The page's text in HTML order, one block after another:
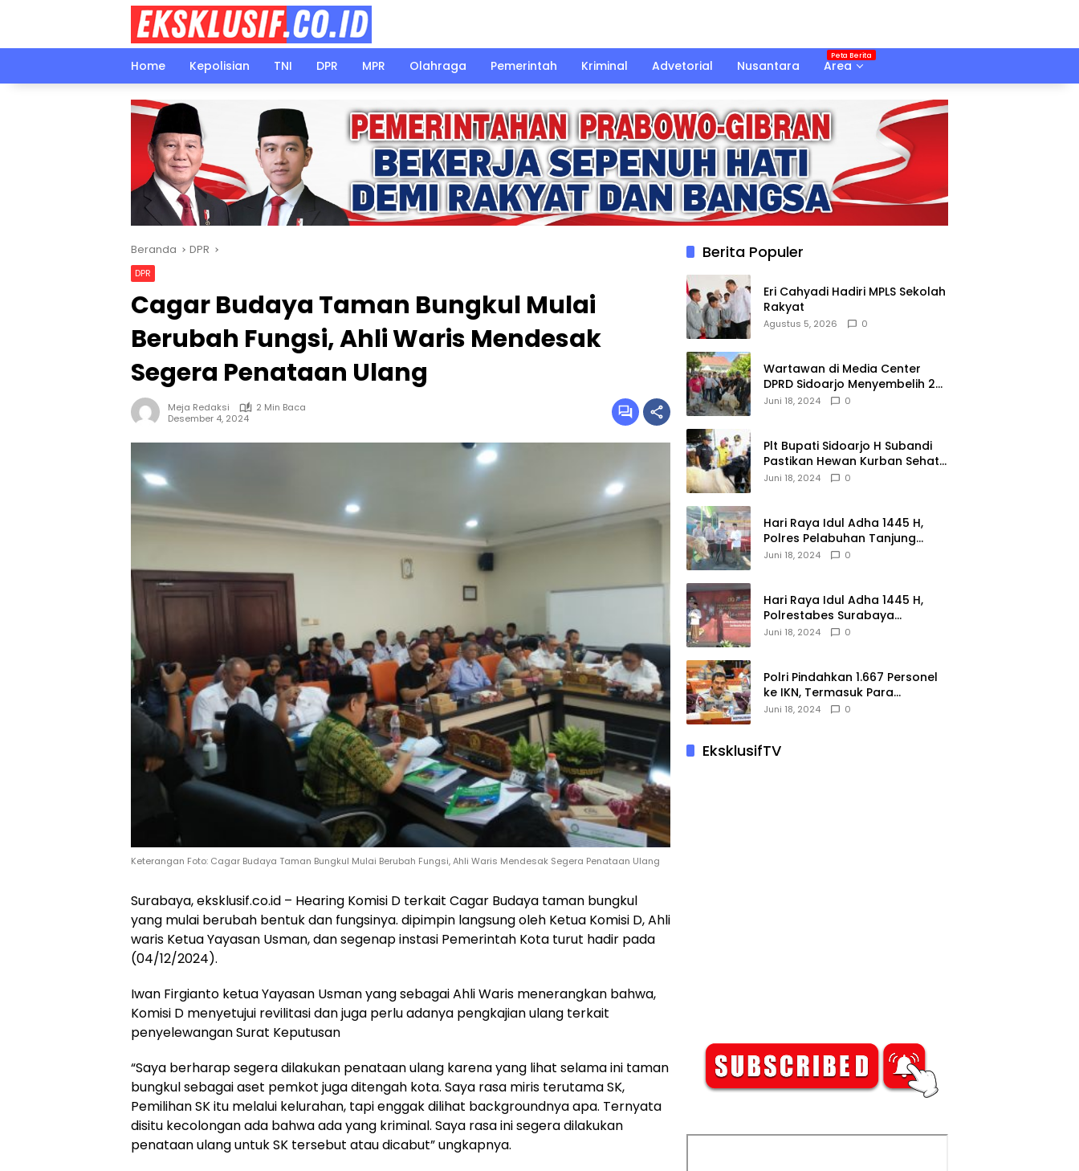
Home
Kepolisian TNI DPR MPR Olahraga Pemerintah Kriminal Advetorial Nusantara Area
Beranda DPR
DPR
Cagar Budaya Taman Bungkul Mulai
Berubah Fungsi, Ahli Waris Mendesak
Segera Penataan Ulang
Meja Redaksi
2 Min Baca
Desember 4, 2024
Keterangan Foto: Cagar Budaya Taman Bungkul Mulai Berubah Fungsi, Ahli Waris Mendesak Segera Penataan Ulang
Surabaya, eksklusif.co.id – Hearing Komisi D terkait Cagar Budaya taman bungkul
yang mulai berubah bentuk dan fungsinya. dipimpin langsung oleh Ketua Komisi D, Ahli
waris Ketua Yayasan Usman, dan segenap instasi Pemerintah Kota turut hadir pada
(04/12/2024).
Iwan Firgianto ketua Yayasan Usman yang sebagai Ahli Waris menerangkan bahwa,
Komisi D menyetujui revilitasi dan juga perlu adanya pengkajian ulang terkait
penyelewangan Surat Keputusan
“Saya berharap segera dilakukan penataan ulang karena yang lihat selama ini taman
bungkul sebagai aset pemkot juga ditengah kota. Saya rasa miris terutama SK,
Pemilihan SK itu melalui kelurahan, tapi enggak dilihat backgroundnya apa. Ternyata
disitu kecolongan ada bahwa ada yang kriminal. Saya rasa ini segera dilakukan
penataan ulang untuk SK tersebut atau dicabut” ungkapnya.
Berita Populer
Eri Cahyadi Hadiri MPLS Sekolah
Rakyat
Agustus 5, 2026 0
Wartawan di Media Center
DPRD Sidoarjo Menyembelih 2
Ekor Kambing
Juni 18, 2024 0
Plt Bupati Sidoarjo H Subandi
Pastikan Hewan Kurban Sehat
dan Aman
Juni 18, 2024 0
Hari Raya Idul Adha 1445 H,
Polres Pelabuhan Tanjung
Perak Salurkan 49 Hewan
Juni 18, 2024 0
Hari Raya Idul Adha 1445 H,
Polrestabes Surabaya
Menerima dan Menyalurkan
Juni 18, 2024 0
Polri Pindahkan 1.667 Personel
ke IKN, Termasuk Para
Jenderal.
Juni 18, 2024 0
EksklusifTV